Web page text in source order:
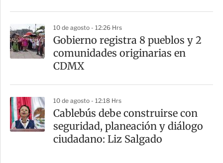
10 de agosto - 12:26 Hrs
Gobierno registra 8 pueblos y 2
comunidades originarias en
CDMX
10 de agosto - 12:18 Hrs
Cablebús debe construirse con
seguridad, planeación y diálogo
ciudadano: Liz Salgado